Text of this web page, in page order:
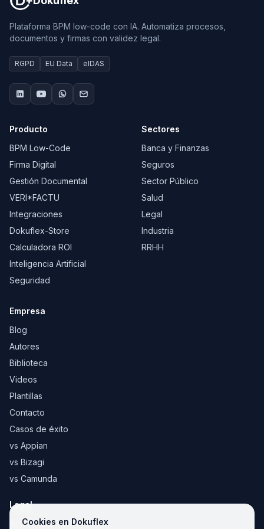
Plataforma BPM low-code con IA. Automatiza procesos,
documentos y firmas con validez legal.
RGPD EU Data eIDAS
Producto
BPM Low-Code
Firma Digital
Gestión Documental
VERI*FACTU
Integraciones
Dokuflex-Store
Calculadora ROI
Inteligencia Artificial
Seguridad
Sectores
Banca y Finanzas
Seguros
Sector Público
Salud
Legal
Industria
RRHH
Empresa
Blog
Autores
Biblioteca
Videos
Plantillas
Contacto
Casos de éxito
vs Appian
vs Bizagi
vs Camunda
Legal
Aviso legal
Cookies en Dokuflex